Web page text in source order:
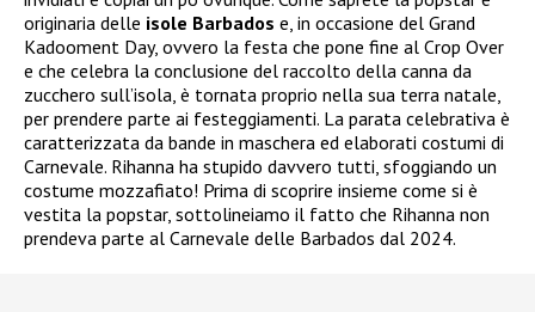
originaria delle isole Barbados e, in occasione del Grand
Kadooment Day, ovvero la festa che pone fine al Crop Over
e che celebra la conclusione del raccolto della canna da
zucchero sull’isola, è tornata proprio nella sua terra natale,
per prendere parte ai festeggiamenti. La parata celebrativa è
caratterizzata da bande in maschera ed elaborati costumi di
Carnevale. Rihanna ha stupido davvero tutti, sfoggiando un
costume mozzafiato! Prima di scoprire insieme come si è
vestita la popstar, sottolineiamo il fatto che Rihanna non
prendeva parte al Carnevale delle Barbados dal 2024.